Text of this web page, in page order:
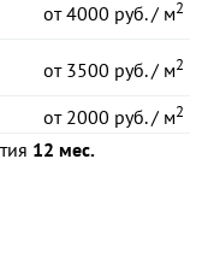
от4000 руб. / м2
от3500 руб. / м2
от2000 руб. / м2
12 мес.